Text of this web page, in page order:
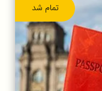
تمام شد